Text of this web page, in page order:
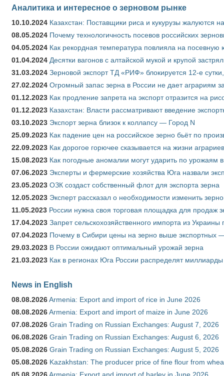
Аналитика и интересное о зерновом рынке
10.10.2024 Казахстан: Поставщики риса и кукурузы жалуются
08.05.2024 Почему технологичность посевов российских
04.05.2024 Как рекордная температура повлияла на
01.04.2024 Десятки вагонов с алтайской мукой и крупой
31.03.2024 Зерновой экспорт ТД «РИФ» блокируется 12-е
27.02.2024 Огромный запас зерна в России не дает аграриям
01.12.2023 Как продление запрета на экспорт отразится на
01.12.2023 Казахстан: Власти рассматривают введение
03.10.2023 Экспорт зерна близок к коллапсу — Город N
25.09.2023 Как падение цен на российское зерно бьёт по
22.09.2023 Как дорогое горючее сказывается на жизни аграриев
15.08.2023 Как погодные аномалии могут ударить по урожаям
07.06.2023 Эксперты и фермерские хозяйства Юга назвали
23.05.2023 ОЗК создаст собственный флот для экспорта зерна
12.05.2023 Эксперт рассказал о необходимости изменить
11.05.2023 России нужна своя торговая площадка для продаж
17.04.2023 Запрет сельскохозяйственного импорта из
07.04.2023 Почему в Сибири цены на зерно выше экспортных
29.03.2023 В России ожидают оптимальный урожай зерна
21.03.2023 Как в регионах Юга России распределят
News in English
08.08.2026Armenia: Export and import of rice in June 2026
08.08.2026Armenia: Export and import of maize in June 2026
07.08.2026 Grain Trading on Russian Exchanges: August 7, 2026
06.08.2026 Grain Trading on Russian Exchanges: August 6, 2026
05.08.2026 Grain Trading on Russian Exchanges: August 5, 2026
05.08.2026 Kazakhstan: The producer price of fine flour from